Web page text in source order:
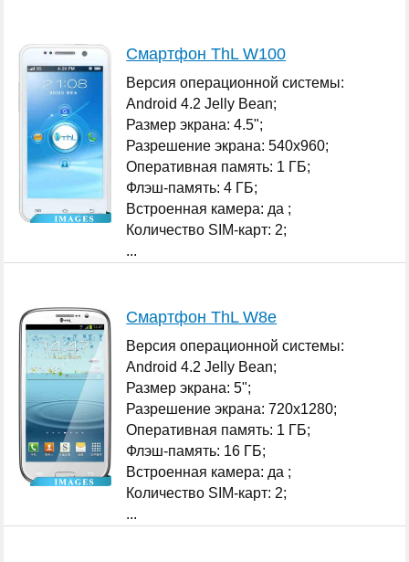
Смартфон ThL W100
Версия операционной системы:
Android 4.2 Jelly Bean;
Размер экрана: 4.5";
Разрешение экрана: 540x960;
Оперативная память: 1 ГБ;
Флэш-память: 4 ГБ;
Встроенная камера: да ;
Количество SIM-карт: 2;
...
Смартфон ThL W8e
Версия операционной системы:
Android 4.2 Jelly Bean;
Размер экрана: 5";
Разрешение экрана: 720x1280;
Оперативная память: 1 ГБ;
Флэш-память: 16 ГБ;
Встроенная камера: да ;
Количество SIM-карт: 2;
...